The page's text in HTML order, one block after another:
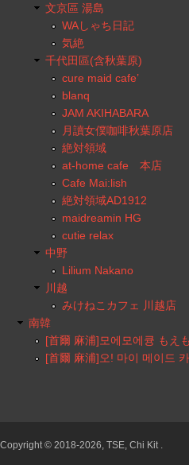
文京區 湯島
WAしゃち日記
気絶
千代田區(含秋葉原)
cure maid cafe’
blanq
JAM AKIHABARA
月讀女僕咖啡秋葉原店
絶対領域
at-home cafe 本店
Cafe Mai:lish
絶対領域AD1912
maidreamin HG
cutie relax
中野
Lilium Nakano
川越
みけねこカフェ 川越店
南韓
[首爾 麻浦]모에모에큥 もえ
[首爾 麻浦]오! 마이 메이드
Copyright © 2018-2026, TSE, Chi Kit .